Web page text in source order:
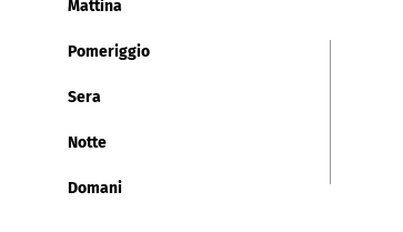
Mattina
Pomeriggio
Sera
Notte
Domani